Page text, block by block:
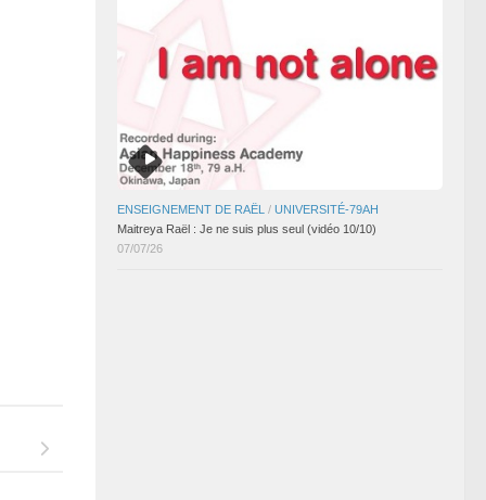
ENSEIGNEMENT DE RAËL / UNIVERSITÉ-79AH
Maitreya Raël : Je ne suis plus seul (vidéo 10/10)
07/07/26